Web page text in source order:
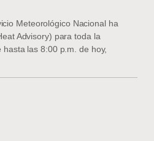
Meteorológico Nacional ha
Advisory) para toda la
las 8:00 p.m. de hoy,